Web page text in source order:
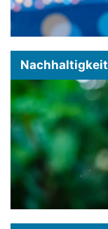
Nachhaltigkeit